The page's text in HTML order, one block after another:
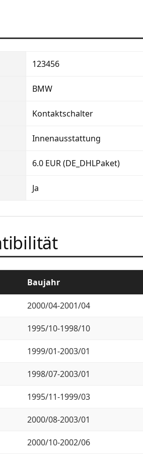
123456
BMW
Kontaktschalter
Innenausstattung
6.0 EUR (DE_DHLPaket)
Ja
Baujahr
2000/04-2001/04
1995/10-1998/10
1999/01-2003/01
1998/07-2003/01
1995/11-1999/03
2000/08-2003/01
2000/10-2002/06